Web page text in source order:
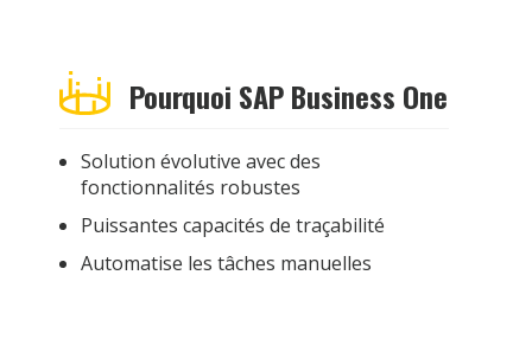
Pourquoi SAP Business One
Solution évolutive avec des
fonctionnalités robustes
Puissantes capacités de traçabilité
Automatise les tâches manuelles